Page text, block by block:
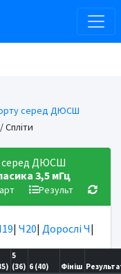
серед ДЮСШ
/ Спліти
серед ДЮСШ
3,5 мГц
Результ
| Ч20| Дорослі Ч|
5
(36) 6 (40) Фініш